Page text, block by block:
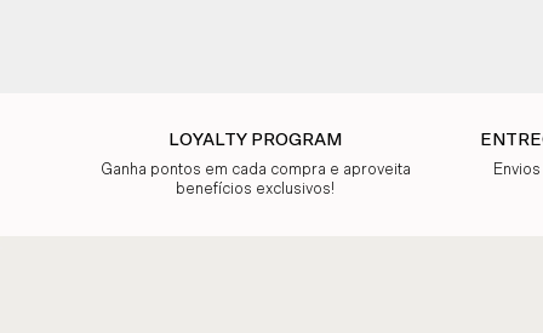
LOYALTY PROGRAM
Ganha pontos em cada compra e aproveita
benefícios exclusivos!